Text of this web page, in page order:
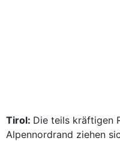
Tirol: Die teils kräftigen
Alpennordrand ziehen